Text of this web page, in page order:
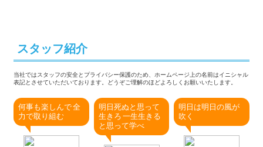
スタッフ紹介
当社ではスタッフの安全とプライバシー保護のため、ホームページ上の名前はイニシャル
表記とさせていただいております。どうぞご理解のほどよろしくお願いいたします。
何事も楽しんで 全
力で取り組む
明日死ぬと思って
生きろ 一生生きる
と思って学べ
明日は明日の風が
吹く